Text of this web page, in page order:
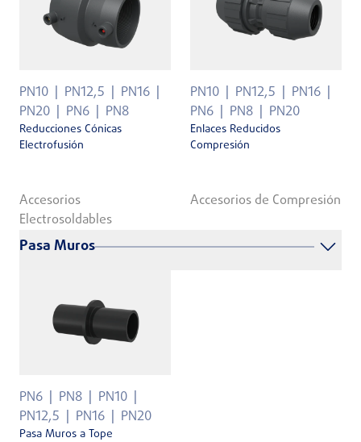
PN10 PN12,5
PN16
PN20
PN6 PN8
Reducciones Cónicas
Electrofusión
Accesorios
Electrosoldables
PN10 PN12,5
PN16
PN6
PN8 PN20
Enlaces Reducidos
Compresión
Accesorios de Compresión
Pasa Muros
PN6 PN8
PN10
PN12,5
PN16 PN20
Pasa Muros a Tope